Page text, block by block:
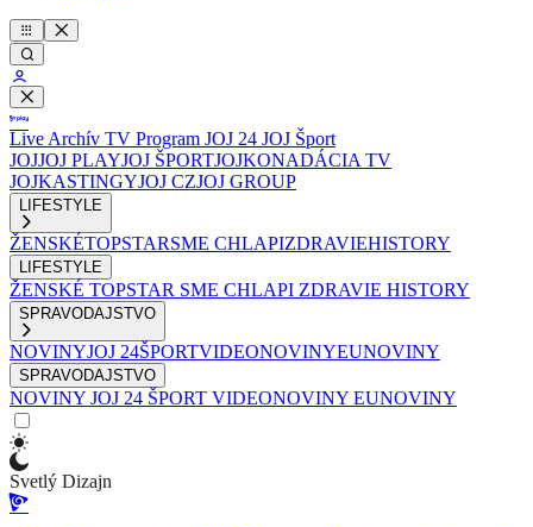
Live Archív TV Program JOJ 24 JOJ Šport
JOJJOJ PLAYJOJ ŠPORTJOJKONADÁCIA TV
JOJKASTINGYJOJ CZJOJ GROUP
LIFESTYLE
ŽENSKÉTOPSTARSME CHLAPIZDRAVIEHISTORY
LIFESTYLE
ŽENSKÉ TOPSTAR SME CHLAPI ZDRAVIE HISTORY
SPRAVODAJSTVO
NOVINYJOJ 24ŠPORTVIDEONOVINYEUNOVINY
SPRAVODAJSTVO
NOVINY JOJ 24 ŠPORT VIDEONOVINY EUNOVINY
Svetlý Dizajn